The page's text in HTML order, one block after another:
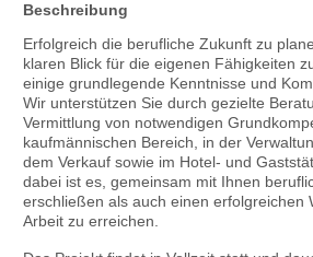
Beschreibung
Erfolgreich die berufliche Zukunft zu
klaren Blick für die eigenen Fähigkeiten
einige grundlegende Kenntnisse und
Wir unterstützen Sie durch gezielte
Vermittlung von notwendigen
kaufmännischen Bereich, in der
dem Verkauf sowie im Hotel- und
dabei ist es, gemeinsam mit Ihnen
erschließen als auch einen erfolgreichen
Arbeit zu erreichen.